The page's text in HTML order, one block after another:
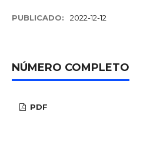
PUBLICADO: 2022-12-12
NÚMERO COMPLETO
PDF